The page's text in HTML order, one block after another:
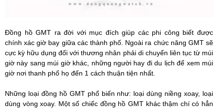
Đồng hồ GMT ra đời với mục đích giúp các phi công biết được
chính xác giờ bay giữa các thành phố. Ngoài ra chức năng GMT sẽ
cực kỳ hữu dụng đối với thương nhân phải di chuyển liên tục từ múi
giờ này sang múi giờ khác, những người hay đi du lịch để xem múi
giờ nơi thanh phố họ đến 1 cách thuận tiện nhất.
Những loại đồng hồ GMT phổ biến như: loại dùng niềng xoay, loại
dùng vòng xoay. Một số chiếc đồng hồ GMT khác thậm chí có hẳn